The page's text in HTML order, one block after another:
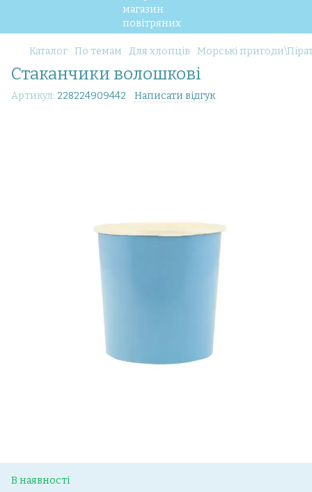
Каталог По темам Для хлопців Морські
Стаканчики волошкові
Артикул: 228224909442 Написати відгук
В наявності